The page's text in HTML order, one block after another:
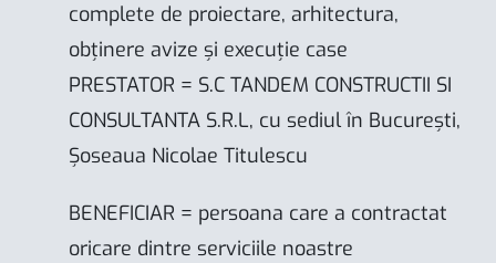
complete de proiectare, arhitectura,
obținere avize și execuție case
PRESTATOR = S.C TANDEM CONSTRUCTII SI
CONSULTANTA S.R.L, cu sediul în București,
Șoseaua Nicolae Titulescu
BENEFICIAR = persoana care a contractat
oricare dintre serviciile noastre